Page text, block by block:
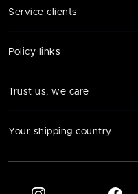
Service clients
Policy links
Trust us, we care
Your shipping country